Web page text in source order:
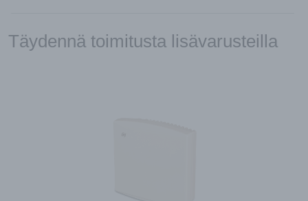
Täydennä toimitusta lisävarusteilla